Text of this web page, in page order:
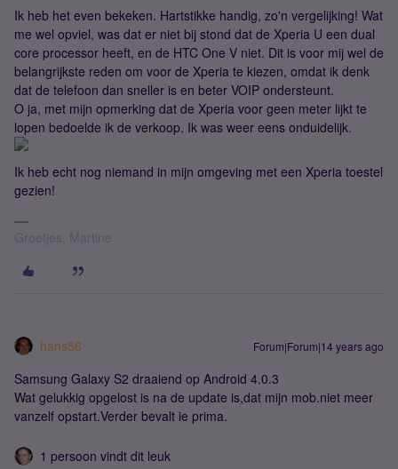
Ik heb het even bekeken. Hartstikke handig, zo'n vergelijking! Wat
me wel opviel, was dat er niet bij stond dat de Xperia U een dual
core processor heeft, en de HTC One V niet. Dit is voor mij wel de
belangrijkste reden om voor de Xperia te kiezen, omdat ik denk
dat de telefoon dan sneller is en beter VOIP ondersteunt.
O ja, met mijn opmerking dat de Xperia voor geen meter lijkt te
lopen bedoelde ik de verkoop. Ik was weer eens onduidelijk.
Ik heb echt nog niemand in mijn omgeving met een Xperia toestel
gezien!
Groetjes, Martine
hans56 Forum|Forum|14 years ago
Samsung Galaxy S2 draaiend op Android 4.0.3
Wat gelukkig opgelost is na de update is,dat mijn mob.niet meer
vanzelf opstart.Verder bevalt ie prima.
1 persoon vindt dit leuk